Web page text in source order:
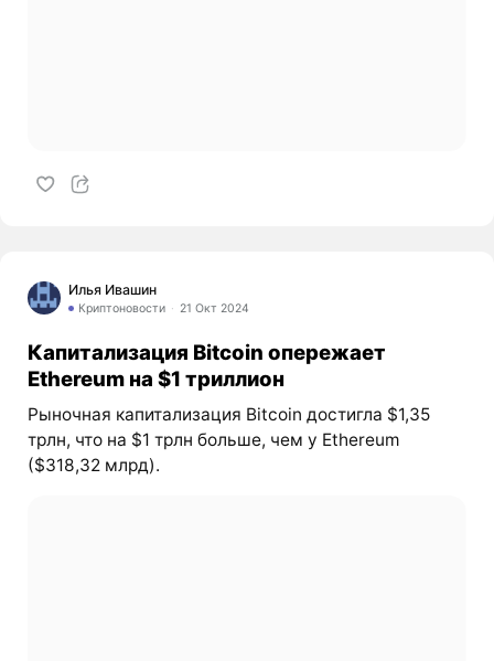
Илья Ивашин
Криптоновости 21 Окт 2024
Капитализация Bitcoin опережает
Ethereum на $1 триллион
Рыночная капитализация Bitcoin достигла $1,35
трлн, что на $1 трлн больше, чем у Ethereum
($318,32 млрд).